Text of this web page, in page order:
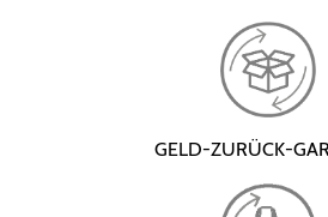
GELD-ZURÜCK-